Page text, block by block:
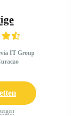
IT Group